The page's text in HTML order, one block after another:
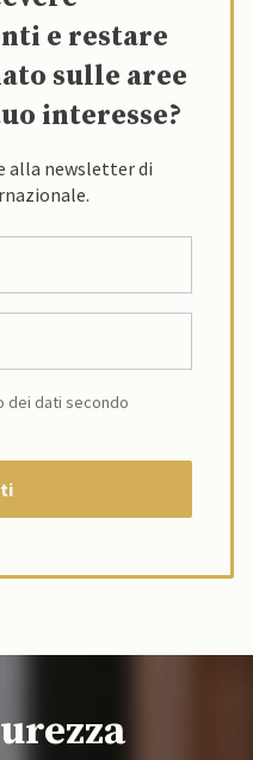
e restare
sulle aree
interesse?
alla newsletter di
dei dati secondo